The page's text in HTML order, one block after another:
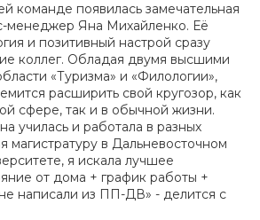
команде появилась замечательная
менеджер Яна Михайленко. Её
и позитивный настрой сразу
коллег. Обладая двумя высшими
«Туризма» и «Филологии»,
расширить свой кругозор, как
сфере, так и в обычной жизни.
училась и работала в разных
магистратуру в Дальневосточном
я искала лучшее
от дома + график работы +
написали из ПП-ДВ» - делится с